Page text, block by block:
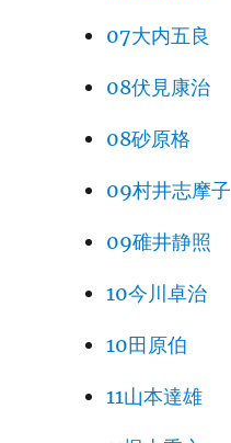
07大内五良
08伏見康治
08砂原格
09村井志摩子
09碓井静照
10今川卓治
10田原伯
11山本達雄